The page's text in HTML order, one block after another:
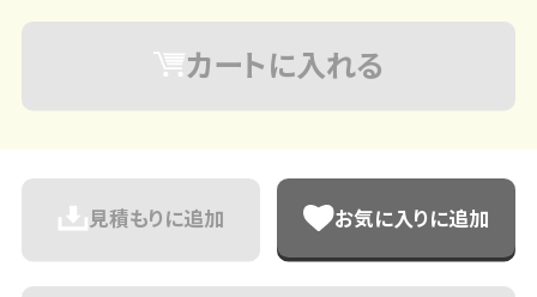
カートに入れる
見積もりに追加 お気に入りに追加